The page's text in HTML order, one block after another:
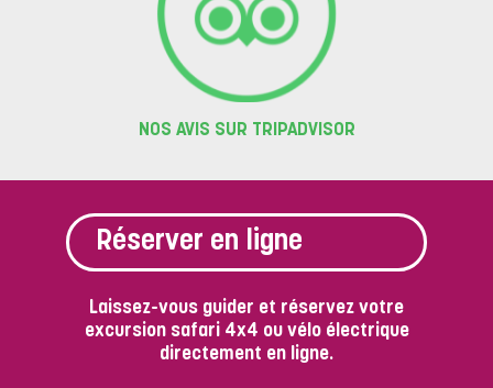
NOS AVIS SUR TRIPADVISOR
Réserver en ligne
Laissez-vous guider et réservez votre
excursion safari 4x4 ou vélo électrique
directement en ligne.